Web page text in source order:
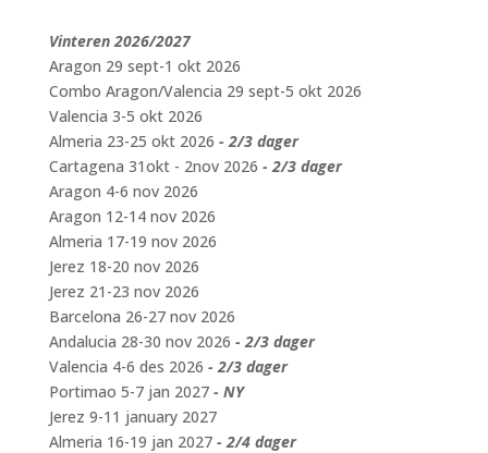
Vinteren 2026/2027
Aragon 29 sept-1 okt 2026
Combo Aragon/Valencia 29 sept-5 okt 2026
Valencia 3-5 okt 2026
Almeria 23-25 okt 2026 - 2/3 dager
Cartagena 31okt - 2nov 2026 - 2/3 dager
Aragon 4-6 nov 2026
Aragon 12-14 nov 2026
Almeria 17-19 nov 2026
Jerez 18-20 nov 2026
Jerez 21-23 nov 2026
Barcelona 26-27 nov 2026
Andalucia 28-30 nov 2026 - 2/3 dager
Valencia 4-6 des 2026 - 2/3 dager
Portimao 5-7 jan 2027 - NY
Jerez 9-11 january 2027
Almeria 16-19 jan 2027 - 2/4 dager